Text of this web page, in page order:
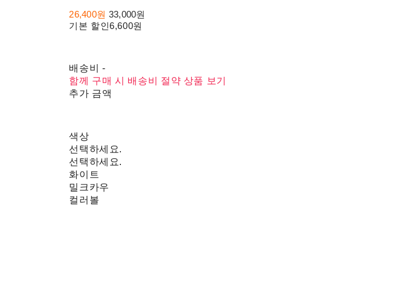
26,400원 33,000원
기본 할인6,600원
배송비 -
함께 구매 시 배송비 절약 상품 보기
추가 금액
색상
선택하세요.
선택하세요.
화이트
밀크카우
컬러볼